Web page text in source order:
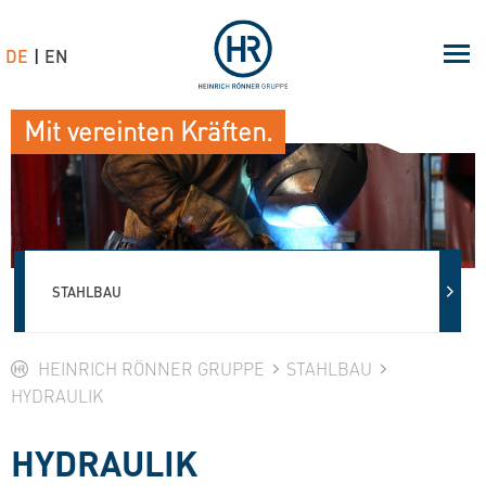
STAHLBAU
HEINRICH RÖNNER GRUPPE
STAHLBAU
HYDRAULIK
HYDRAULIK
Mit vereinten Kräften.
DE EN